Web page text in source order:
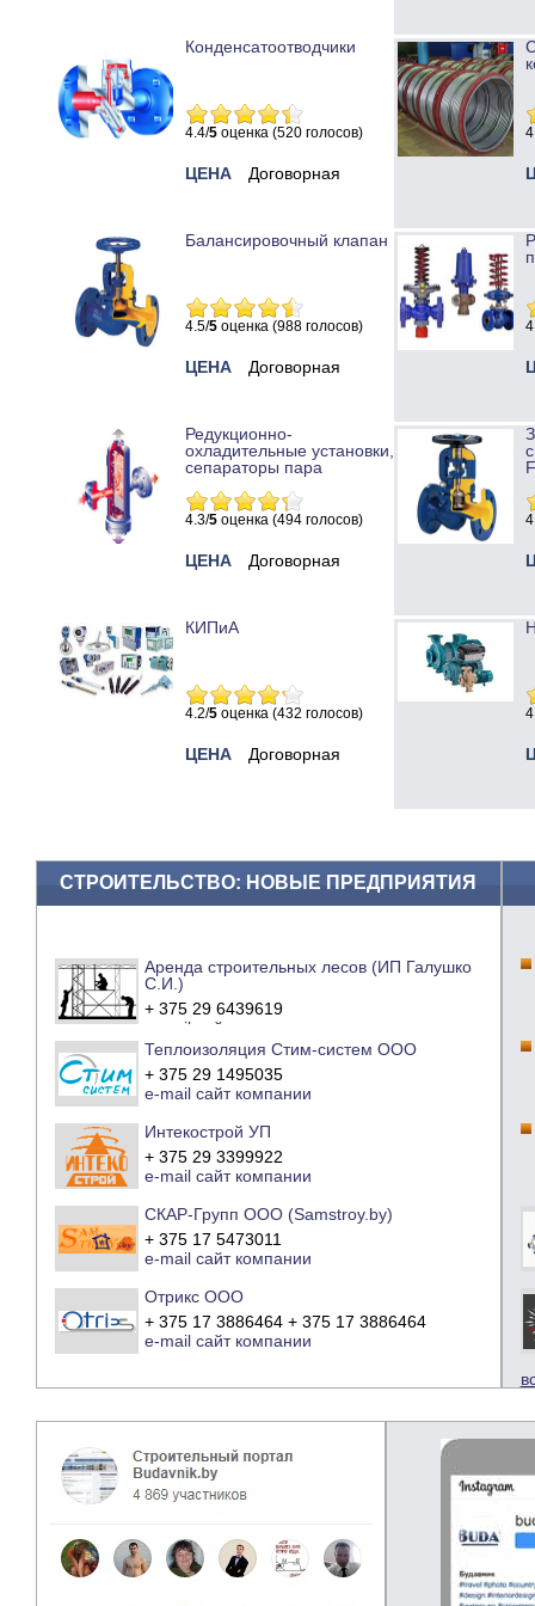
Конденсатоотводчики
4.4/5 оценка (520 голосов)
ЦЕНА Договорная
Балансировочный клапан
4.5/5 оценка (988 голосов)
ЦЕНА Договорная
Редукционно-
охладительные установки,
сепараторы пара
4.3/5 оценка (494 голосов)
ЦЕНА Договорная
КИПиА
4.2/5 оценка (432 голосов)
ЦЕНА Договорная
СТРОИТЕЛЬСТВО: НОВЫЕ ПРЕДПРИЯТИЯ
Аренда строительных лесов (ИП Галушко
С.И.)
+ 375 29 6439619
e-mail
сайт компании
Теплоизоляция Стим-систем ООО
+ 375 29 1495035
e-mail сайт компании
Интекострой УП
+ 375 29 3399922
e-mail сайт компании
СКАР-Групп ООО (Samstroy.by)
+ 375 17 5473011
e-mail сайт компании
Отрикс ООО
+ 375 17 3886464 + 375 17 3886464
e-mail сайт компании